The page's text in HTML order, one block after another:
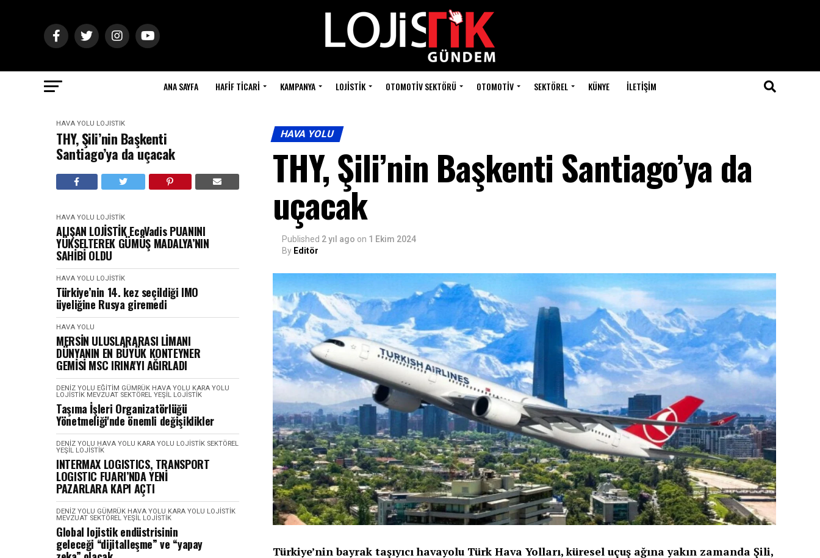
ANA SAYFA HAFIF TICARI KAMPANYA LOJISTIK OTOMOTIV SEKTÖRÜ OTOMOTIV SEKTÖREL KÜNYE İLETIŞIM
HAVA YOLU LOJISTIK
THY, Şili’nin Başkenti
Santiago’ya da uçacak
HAVA YOLU LOJISTIK
ALIŞAN LOJİSTİK EcoVadis PUANINI
YÜKSELTEREK GÜMÜŞ MADALYA’NIN
SAHİBİ OLDU
HAVA YOLU LOJISTIK
Türkiye’nin 14. kez seçildiği IMO
üyeliğine Rusya giremedi
HAVA YOLU
MERSİN ULUSLARARASI LİMANI
DÜNYANIN EN BÜYÜK KONTEYNER
GEMİSİ MSC IRINA'YI AĞIRLADI
DENIZ YOLU EĞITIM GÜMRÜK HAVA YOLU KARA YOLU
LOJISTIK MEVZUAT SEKTÖREL YEŞIL LOJISTIK
Taşıma İşleri Organizatörlüğü
Yönetmeliği'nde önemli değişiklikler
DENIZ YOLU HAVA YOLU KARA YOLU LOJISTIK SEKTÖREL
YEŞIL LOJISTIK
INTERMAX LOGISTICS, TRANSPORT
LOGISTIC FUARI’NDA YENİ
PAZARLARA KAPI AÇTI
DENIZ YOLU GÜMRÜK HAVA YOLU KARA YOLU LOJISTIK
MEVZUAT SEKTÖREL YEŞIL LOJISTIK
Global lojistik endüstrisinin
geleceği “dijitalleşme” ve “yapay
HAVA YOLU
THY, Şili’nin Başkenti Santiago’ya da
uçacak
Published 2 yıl ago on 1 Ekim 2024
By Editör
Türkiye’nin bayrak taşıyıcı havayolu Türk Hava Yolları, küresel uçuş ağına yakın zamanda Şili,